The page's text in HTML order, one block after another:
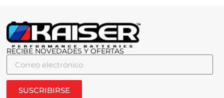
RECIBE NOVEDADES Y OFERTAS
SUSCRIBIRSE